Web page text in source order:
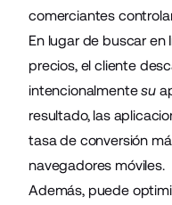
comerciantes
En lugar de buscar
precios, el cliente
intencionalmentesu
resultado, las
tasa de conversión
navegadores móviles.
Además, puede